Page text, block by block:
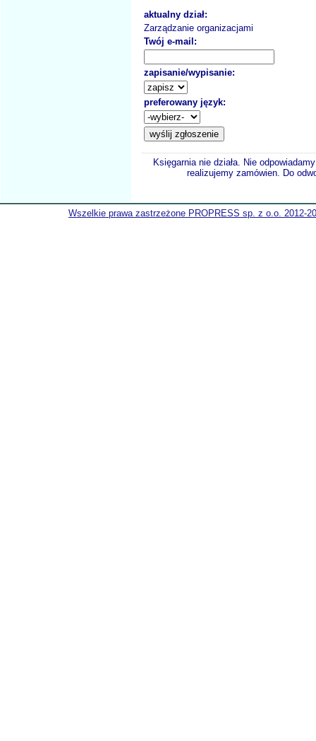
aktualny dział:
Zarządzanie organizacjami
Twój e-mail:
zapisanie/wypisanie:
preferowany język:
Księgarnia nie działa. Nie
realizujemy zamówien. Do
Wszelkie prawa zastrzeżone PROPRESS sp. z o.o. 2012-